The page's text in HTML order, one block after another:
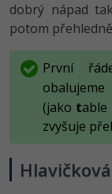
dobrý nápad
potom
První
(jako table
zvyšuje